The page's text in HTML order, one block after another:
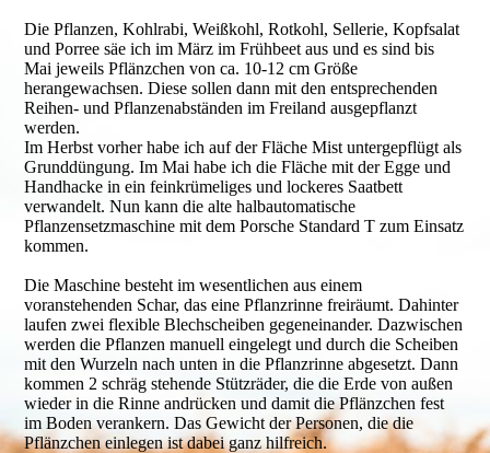
Die Pflanzen, Kohlrabi, Weißkohl, Rotkohl, Sellerie, Kopfsalat
und Porree säe ich im März im Frühbeet aus und es sind bis
Mai jeweils Pflänzchen von ca. 10-12 cm Größe
herangewachsen. Diese sollen dann mit den entsprechenden
Reihen- und Pflanzen­abständen im Freiland ausgepflanzt
werden.
Im Herbst vorher habe ich auf der Fläche Mist untergepflügt als
Grunddüngung. Im Mai habe ich die Fläche mit der Egge und
Handhacke in ein feinkrümeliges und lockeres Saatbett
verwandelt. Nun kann die alte halbautomatische
Pflanzensetzmaschine mit dem Porsche Standard T zum Einsatz
kommen.
Die Maschine besteht im wesentlichen aus einem
voranstehenden Schar, das eine Pflanzrinne freiräumt. Dahinter
laufen zwei flexible Blechscheiben gegeneinander. Dazwischen
werden die Pflanzen manuell eingelegt und durch die Scheiben
mit den Wurzeln nach unten in die Pflanzrinne abgesetzt. Dann
kommen 2 schräg stehende Stützräder, die die Erde von außen
wieder in die Rinne andrücken und damit die Pflänzchen fest
im Boden verankern. Das Gewicht der Personen, die die
Pflänzchen einlegen ist dabei ganz hilfreich.